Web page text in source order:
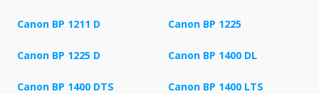
Canon BP 1211 D Canon BP 1225
Canon BP 1225 D Canon BP 1400 DL
Canon BP 1400 DTS Canon BP 1400 LTS